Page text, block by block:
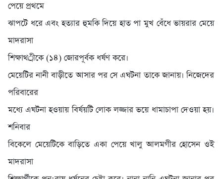
পেয়ে প্রথমে
ঝাপটে ধরে এবং হত্যার হুমকি দিয়ে হাত পা মুখ বেঁধে ভায়রার মেয়ে
মাদরাসা
শিক্ষাথর্ীকে (১৪) জোরপূর্বক ধর্ষণ করে।
মেয়েটির নানী বাড়ীতে আসার পর সে এঘটনা তাকে জানায়। নিজেদের
পরিবারের
মধ্যে এঘটনা হওয়ায় বির্ষয়টি লোক লজ্জার ভয়ে ধামাচাপা দেওয়া হয়।
শনিবার
বিকেলে মেয়েটিকে বাড়িতে একা পেয়ে খালু আলমগীর হোসেন ওই
মাদরাসা